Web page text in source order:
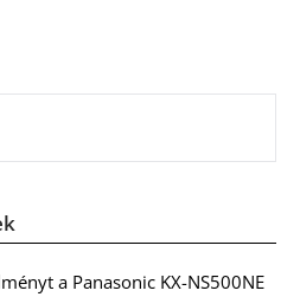
a Panasonic KX-NS500NE